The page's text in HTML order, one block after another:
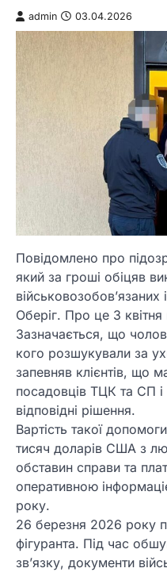
admin 03.04.2026
Повідомлено про
який за гроші обіцяв
військовозобов’язаних
Оберіг. Про це 3
Зазначається, що
кого розшукували за
запевняв клієнтів, що
посадовців ТЦК та СП
відповідні рішення.
Вартість такої
тисяч доларів США з
обставин справи та
оперативною
року.
26 березня 2026 року
фігуранта. Під час
зв’язку, документи